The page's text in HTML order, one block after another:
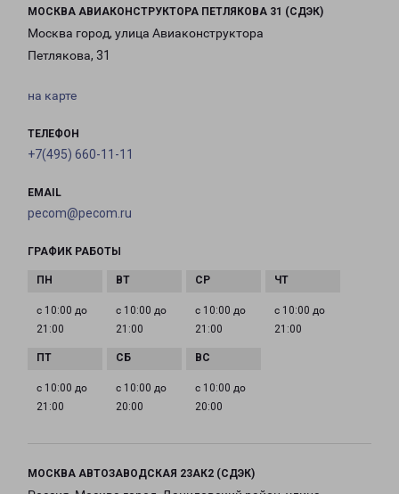
МОСКВА АВИАКОНСТРУКТОРА ПЕТЛЯКОВА 31 (СДЭК)
Москва город, улица Авиаконструктора
Петлякова, 31
на карте
ТЕЛЕФОН
+7(495) 660-11-11
EMAIL
pecom@pecom.ru
ГРАФИК РАБОТЫ
с 10:00 до
21:00
с 10:00 до
21:00
с 10:00 до
21:00
с 10:00 до
21:00
с 10:00 до
21:00
с 10:00 до
20:00
с 10:00 до
20:00
МОСКВА АВТОЗАВОДСКАЯ 23АК2 (СДЭК)